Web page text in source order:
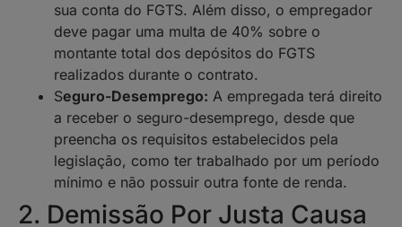
sua conta do FGTS. Além disso, o empregador
deve pagar uma multa de 40% sobre o
montante total dos depósitos do FGTS
realizados durante o contrato.
Seguro-Desemprego: A empregada terá direito
a receber o seguro-desemprego, desde que
preencha os requisitos estabelecidos pela
legislação, como ter trabalhado por um período
mínimo e não possuir outra fonte de renda.
2. Demissão Por Justa Causa